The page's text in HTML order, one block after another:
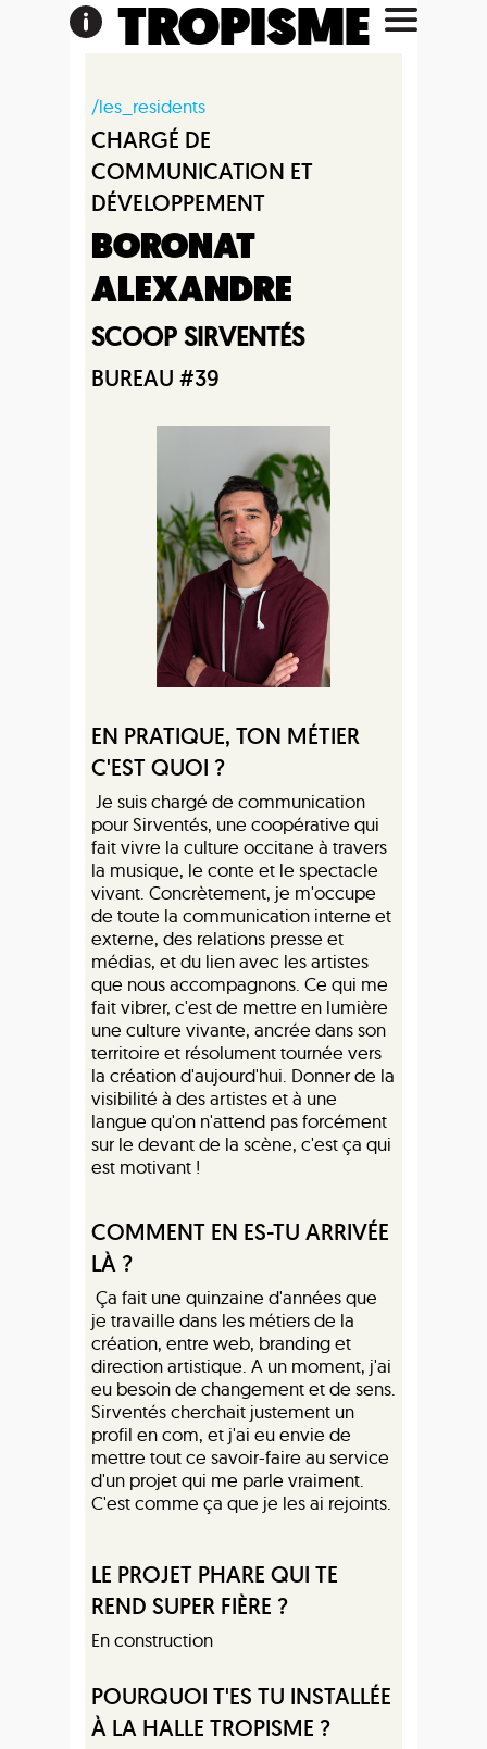
TROPISME
/les_residents
CHARGÉ DE
COMMUNICATION ET
DÉVELOPPEMENT
BORONAT
ALEXANDRE
SCOOP SIRVENTÉS
BUREAU #39
EN PRATIQUE, TON MÉTIER
C'EST QUOI ?
Je suis chargé de communication
pour Sirventés, une coopérative qui
fait vivre la culture occitane à travers
la musique, le conte et le spectacle
vivant. Concrètement, je m'occupe
de toute la communication interne et
externe, des relations presse et
médias, et du lien avec les artistes
que nous accompagnons. Ce qui me
fait vibrer, c'est de mettre en lumière
une culture vivante, ancrée dans son
territoire et résolument tournée vers
la création d'aujourd'hui. Donner de la
visibilité à des artistes et à une
langue qu'on n'attend pas forcément
sur le devant de la scène, c'est ça qui
est motivant !
COMMENT EN ES-TU ARRIVÉE
LÀ ?
Ça fait une quinzaine d'années que
je travaille dans les métiers de la
création, entre web, branding et
direction artistique. A un moment, j'ai
eu besoin de changement et de sens.
Sirventés cherchait justement un
profil en com, et j'ai eu envie de
mettre tout ce savoir-faire au service
d'un projet qui me parle vraiment.
C'est comme ça que je les ai rejoints.
LE PROJET PHARE QUI TE
REND SUPER FIÈRE ?
En construction
POURQUOI T'ES TU INSTALLÉE
À LA HALLE TROPISME ?